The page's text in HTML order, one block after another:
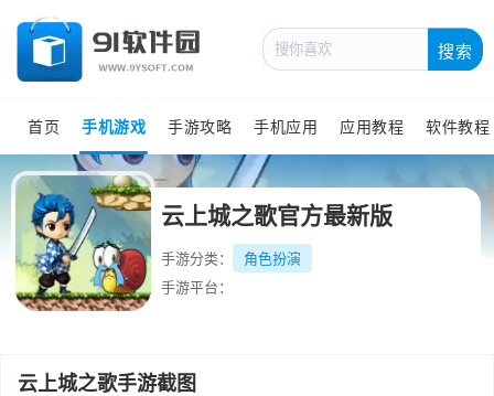
搜索
首页 手机游戏 手游攻略 手机应用 应用教程 软件教程
云上城之歌官方最新版
手游分类：
角色扮演
手游平台：
云上城之歌手游截图